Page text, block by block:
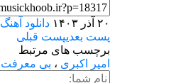
۲۰ آذر ۱۴۰۳
دانلود آهنگ
پست بعدیپست قبلی
برچسب های مرتبط
امیر اکبری ، بی معرفت